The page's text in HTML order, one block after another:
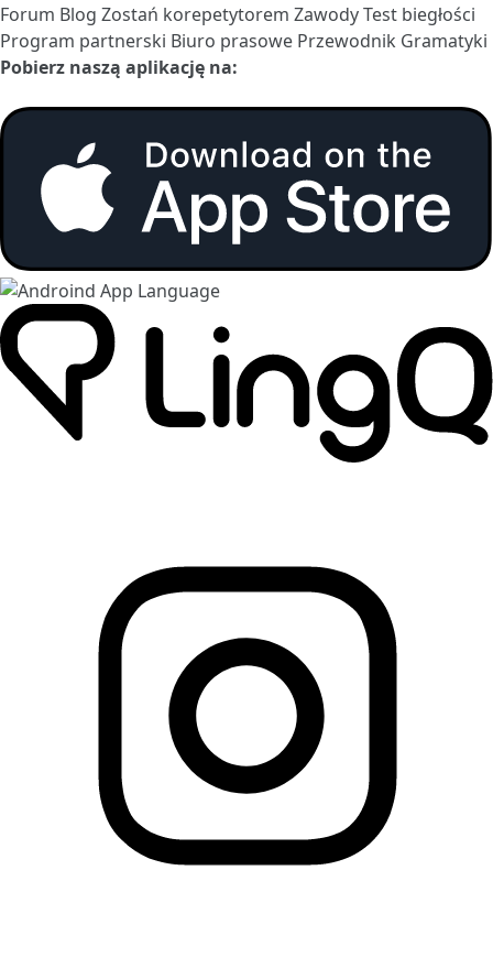
Forum Blog Zostań korepetytorem ZawodyTest biegłości
Program partnerski Biuro prasowe Przewodnik Gramatyki
Pobierz naszą aplikację na: